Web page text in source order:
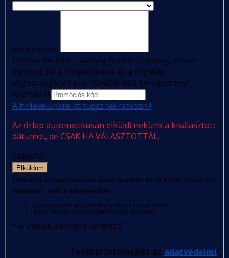
Megjegyzés
Promóciós kód - Ha még nem tetted meg, akkor
iratkozz fel a hírlevelünkre és a foglalás
végösszegéből akár további 80€ kedvezményt
kaphatsz!
A hírlevelünkre itt tudsz feliratkozni!
Az űrlap automatikusan elküldi nekünk a kiválasztott
dátumot, de CSAK HA VÁLASZTOTTÁL.
Captcha
Elküldöm
Előfordulhat, hogy levelünk spam mappába kerül. Ennek elkerülése
érdekében, tedd a következőket:
Kattints a jobb egérgombbal a tőlünk kapott levélre
Add a feladót a biztonságos feladók listájához
* A mezők kitöltése kötelező
További információ az adatvédelmi